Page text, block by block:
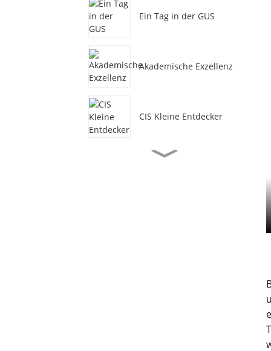
Ein Tag in der GUS
Akademische Exzellenz
CIS Kleine Entdecker
Kleinkindbetreuungsprogramm